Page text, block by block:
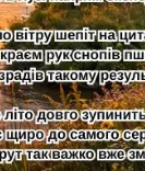
результату.
серця,
вже змінити.
серпень.